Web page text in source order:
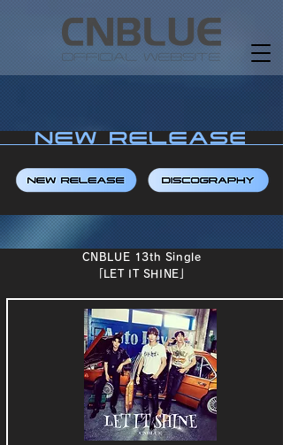
CNBLUE 13th Single
「LET IT SHINE」